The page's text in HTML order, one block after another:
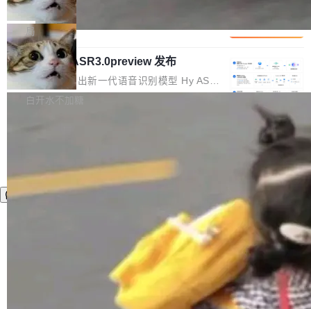
代码检索手段（如关键词匹配、目录遍历）仅能
在语法层面完成文本定位，难以触及代码的语义
内涵与结构关联，导致开发者使用代码智能体在
理解大规模代码仓时面临显著"代码仓理解"瓶
颈。 代码仓深度理解服务（以下简称" CodeBas
e深度理解服务"）是华为云码道（CodeA...
短剧部门，有互联网大厂背景。在公司内部架构
调整期间，部门三次通知全员将数据从A集群迁
移到B集群，王某都回复了"收到"。 他没有迁移
数据。2024年9月3日下午4点，他使用此前登录
的账号密码进入A集群，输入了一条被程序员圈
称为"删库跑路"的命令——最高管理员权限、无
che 量化 + 权重压缩，吞吐量提升 4
1%，成本降 30%
Kimi 和 GLM 是当前最强的大模型系列之一，但
它们有一个共同的问题：太吃显存了。月之暗面
的 Kimi K 系列和智谱的 GLM 都是长上下文、M
oE 架构的大模型，好用到让人上瘾，但 GPU 显
存永远不够用。 Cloudflare 的 Workers AI 团队
一直在跑这些模型的推理。他们在官方博客上发
整性保护。效果是：吞吐量提升 41%，每 token
成本降低 30%，精度不变。 FP8 省的不仅是显
存 KV cache 是推理时最吃显...
局
腾讯混元 Hy ASR3.0preview 发布
腾讯混元正式推出新一代语音识别模型 Hy ASR
3.0preview。基于最新一代大语言模型 Hy3 的
让语音识别不再只是听清，而是真正听懂。通过
先理解你的语境和意图，再把准确的文字直接给
到你。从“逐字转写、单点优化”演进为“理解语
境、兼容场景、一键直出”。 Hy ASR 3.0 previe
w 不要求标准普通话，方言识别覆盖粤语、吴语
等 10 大方言片区和 20 余个二级小片区。在开
源评测集中，Hy ASR 3.0 preview 在多语种的
白开水不加糖